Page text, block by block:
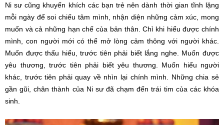
Ni sư cũng khuyến khích các bạn trẻ nên dành thời gian tĩnh lặng
mỗi ngày để soi chiếu tâm mình, nhận diện những cảm xúc, mong
muốn và cả những hạn chế của bản thân. Chỉ khi hiểu được chính
mình, con người mới có thể mở lòng cảm thông với người khác.
Muốn được thấu hiểu, trước tiên phải biết lắng nghe. Muốn được
yêu thương, trước tiên phải biết yêu thương. Muốn hiểu người
khác, trước tiên phải quay về nhìn lại chính mình. Những chia sẻ
gần gũi, chân thành của Ni sư đã chạm đến trái tim của các khóa
sinh.